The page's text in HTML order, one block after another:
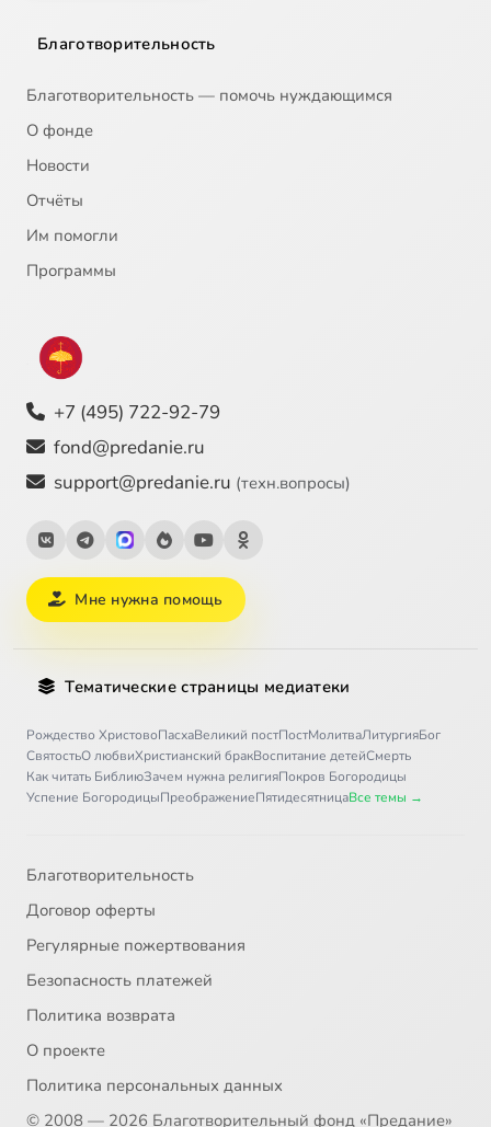
Благотворительность
Благотворительность — помочь нуждающимся
О фонде
Новости
Отчёты
Им помогли
Программы
+7 (495) 722-92-79
fond@predanie.ru
support@predanie.ru (техн.вопросы)
Мне нужна помощь
Тематические страницы медиатеки
Рождество ХристовоПасхаВеликий постПостМолитваЛитургияБог
СвятостьО любвиХристианский бракВоспитание детейСмерть
Как читать БиблиюЗачем нужна религияПокров Богородицы
Успение БогородицыПреображениеПятидесятницаВсе темы →
Благотворительность
Договор оферты
Регулярные пожертвования
Безопасность платежей
Политика возврата
О проекте
Политика персональных данных
© 2008 — 2026 Благотворительный фонд «Предание»